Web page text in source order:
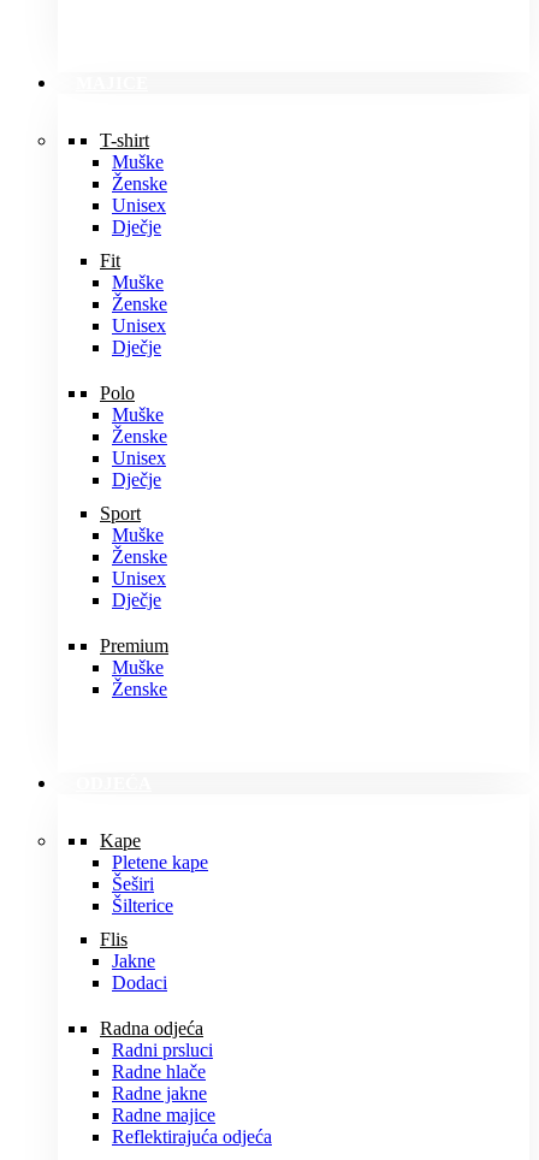
T-shirt
Muške
Ženske
Unisex
Dječje
Fit
Muške
Ženske
Unisex
Dječje
Polo
Muške
Ženske
Unisex
Dječje
Sport
Muške
Ženske
Unisex
Dječje
Premium
Muške
Ženske
Kape
Pletene kape
Šeširi
Šilterice
Flis
Jakne
Dodaci
Radna odjeća
Radni prsluci
Radne hlače
Radne jakne
Radne majice
Reflektirajuća odjeća